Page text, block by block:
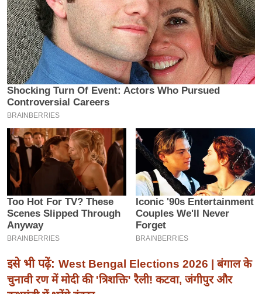
ल
क्रि
के
ट
I
P
L
2
0
2
6
क्रा
इ
म
ई
पे
प
इसे भी पढ़ें: West Bengal Elections 2026 | बंगाल के
चुनावी रण में मोदी की 'त्रिशक्ति' रैली! कटवा, जंगीपुर और